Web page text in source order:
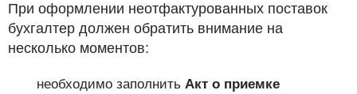
При оформлении неотфактурованных поставок
бухгалтер должен обратить внимание на
несколько моментов:
необходимо заполнить Акт о приемке